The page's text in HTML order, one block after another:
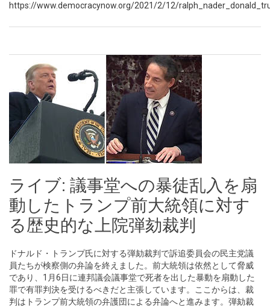
https://www.democracynow.org/2021/2/12/
ライブ: 議事堂への暴徒乱入を扇
動したトランプ前大統領に対す
る歴史的な上院弾劾裁判
ドナルド・トランプ氏に対する弾劾裁判で訴追委員会の民主党議
員たちが検察側の弁論を終えました。前大統領は依然として脅威
であり、1月6日に連邦議会議事堂で死者を出した暴動を扇動した
罪で有罪判決を受けるべきだと主張しています。ここからは、裁
判はトランプ前大統領の弁護団による弁論へと進みます。弾劾裁